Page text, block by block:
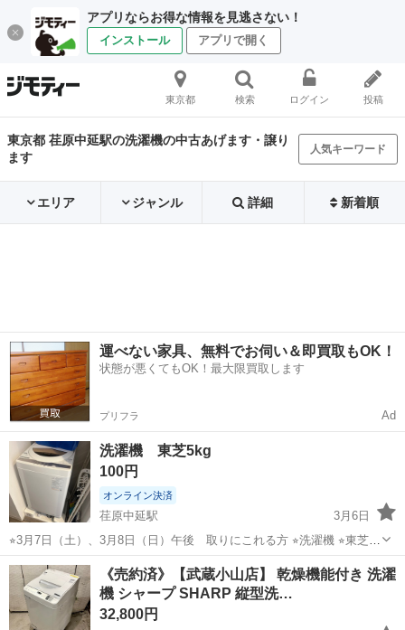
アプリならお得な情報を見逃さない！
インストール アプリで開く
東京都 検索 ログイン 投稿
東京都 荏原中延駅の洗濯機の中古あげます・譲り
ます
人気キーワード
エリア ジャンル 詳細 新着順
運べない家具、無料でお伺い＆即買取もOK！
状態が悪くてもOK！最大限買取します
プリフラ Ad
洗濯機 東芝5kg
100円
オンライン決済
荏原中延駅
3月6日
⭐︎3月7日（土）、3月8日（日）午後 取りにこれる方 ⭐︎洗濯機 ⭐︎東芝
5kg 2021年製造
東京 品川区 荏原中延駅 生活家電 東芝
《売約済》【武蔵小山店】 乾燥機能付き 洗濯
機 シャープ SHARP 縦型洗…
32,800円